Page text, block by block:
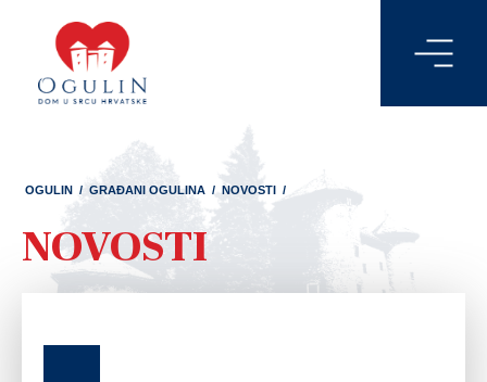
OGULIN / GRAĐANI OGULINA / NOVOSTI /
NOVOSTI